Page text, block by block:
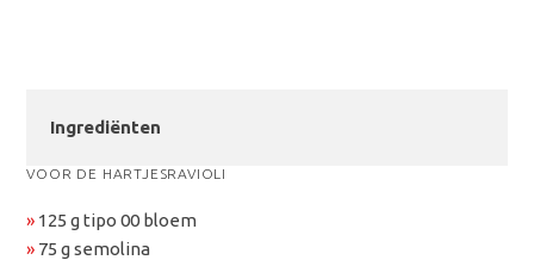
Ingrediënten
VOOR DE HARTJESRAVIOLI
» 125 g tipo 00 bloem
» 75 g semolina